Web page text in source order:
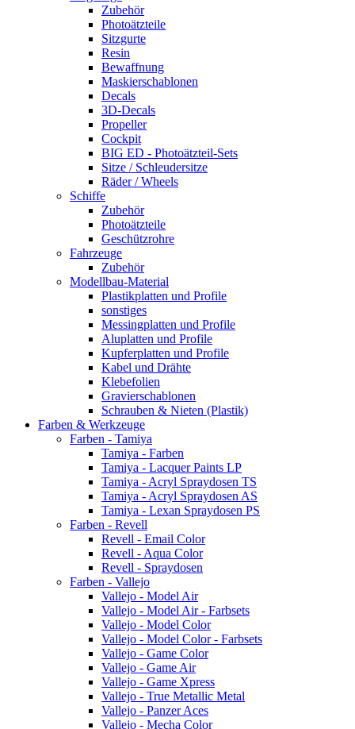
Zubehör
Photoätzteile
Sitzgurte
Resin
Bewaffnung
Maskierschablonen
Decals
3D-Decals
Propeller
Cockpit
BIG ED - Photoätzteil-Sets
Sitze / Schleudersitze
Räder / Wheels
Schiffe
Zubehör
Photoätzteile
Geschützrohre
Fahrzeuge
Zubehör
Modellbau-Material
Plastikplatten und Profile
sonstiges
Messingplatten und Profile
Aluplatten und Profile
Kupferplatten und Profile
Kabel und Drähte
Klebefolien
Gravierschablonen
Schrauben & Nieten (Plastik)
Farben & Werkzeuge
Farben - Tamiya
Tamiya - Farben
Tamiya - Lacquer Paints LP
Tamiya - Acryl Spraydosen TS
Tamiya - Acryl Spraydosen AS
Tamiya - Lexan Spraydosen PS
Farben - Revell
Revell - Email Color
Revell - Aqua Color
Revell - Spraydosen
Farben - Vallejo
Vallejo - Model Air
Vallejo - Model Air - Farbsets
Vallejo - Model Color
Vallejo - Model Color - Farbsets
Vallejo - Game Color
Vallejo - Game Air
Vallejo - Game Xpress
Vallejo - True Metallic Metal
Vallejo - Panzer Aces
Vallejo - Mecha Color